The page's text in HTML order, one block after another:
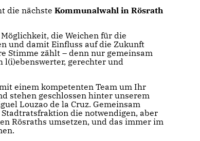
die nächste Kommunalwahl in Rösrath
die Weichen für die
und damit Einfluss auf die Zukunft
Stimme zählt – denn nur gemeinsam
l(i)ebenswerter, gerechter und
einem kompetenten Team um Ihr
stehen geschlossen hinter unserem
Louzao de la Cruz. Gemeinsam
die notwendigen, aber
Rösraths umsetzen, und das immer im